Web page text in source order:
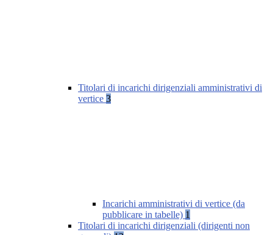
Titolari di incarichi dirigenziali amministrativi di
vertice 3
Incarichi amministrativi di vertice (da
pubblicare in tabelle) 1
Titolari di incarichi dirigenziali (dirigenti non